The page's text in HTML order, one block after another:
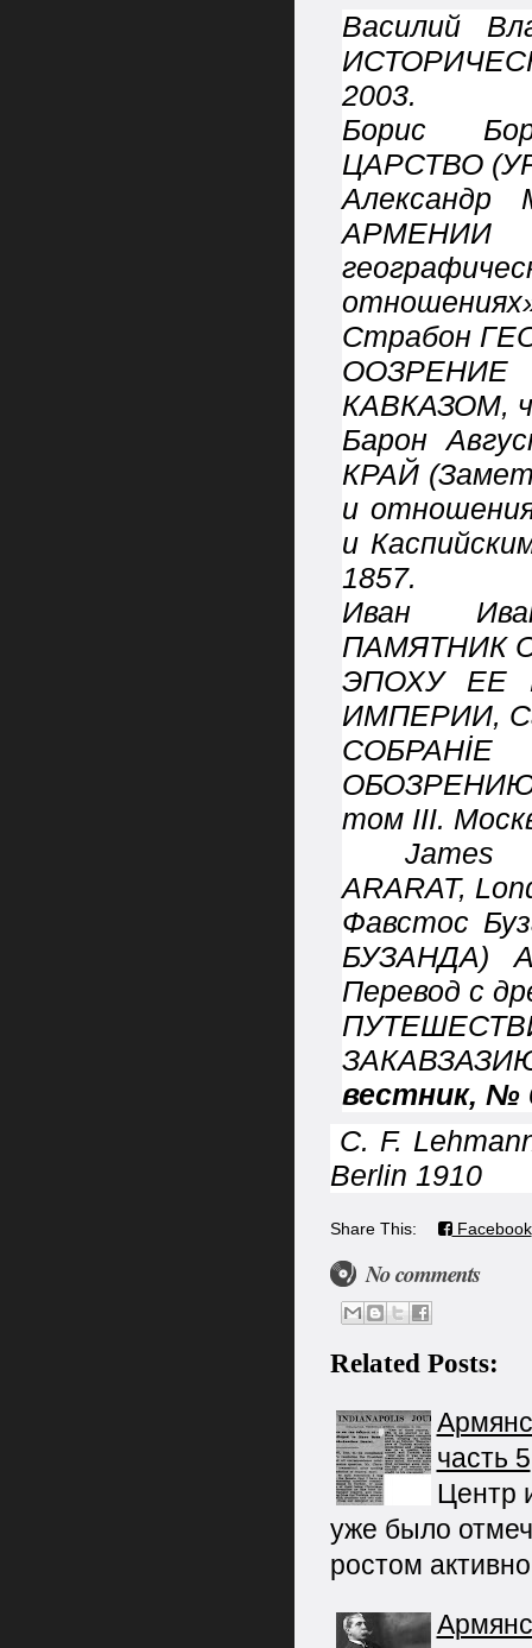
Василий
2003.
Борис
ЦАРСТВО
Александр
Страбон
КАВКАЗОМ,
Барон
КРАЙ
и
и
1857.
Иван
ПАМЯТНИК
ЭПОХУ ЕЕ
ИМПЕРИИ,
том III.
ARARAT,
Фавстос
БУЗАНДА)
Перевод с
вестник, №
­C. F.
Berlin 1910
Share This: Facebook
No comments
Related Posts:
часть 5
Центр
уже было
ростом